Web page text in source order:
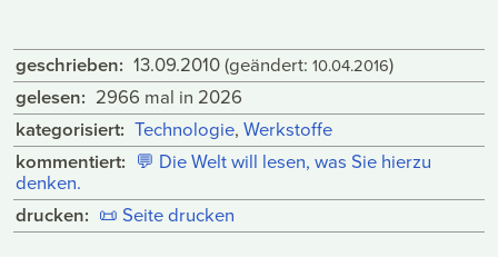
geschrieben: 13.09.2010(geändert: 10.04.2016)
gelesen: 2966 mal in 2026
kategorisiert: Technologie, Werkstoffe
kommentiert: 💬 Die Welt will lesen, was Sie hierzu
denken.
drucken: 📜 Seite drucken